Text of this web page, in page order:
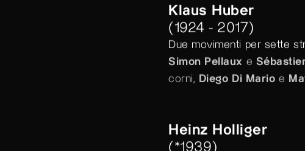
Klaus Huber
(1924 - 2017)
Due movimenti per sette
Simon Pellaux e
corni, Diego Di Mario e
Heinz Holliger
(*1939)